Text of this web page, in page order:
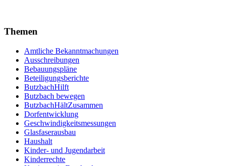
Themen
Amtliche Bekanntmachungen
Ausschreibungen
Bebauungspläne
Beteiligungsberichte
ButzbachHilft
Butzbach bewegen
ButzbachHältZusammen
Dorfentwicklung
Geschwindigkeitsmessungen
Glasfaserausbau
Haushalt
Kinder- und Jugendarbeit
Kinderrechte